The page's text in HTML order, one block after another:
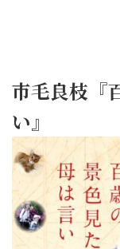
市毛良枝『
い』